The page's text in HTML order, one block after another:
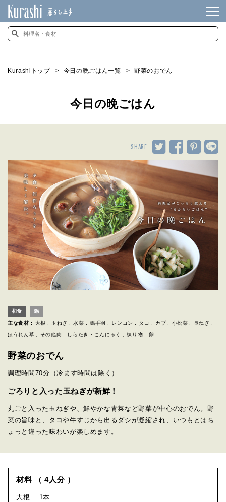
Kurashiトップ 今日の晩ごはん一覧 野菜のおでん
今日の晩ごはん
SHARE
和食 鍋
主な食材 : 大根 玉ねぎ 水菜 鶏手羽 レンコン タコ カブ 小松菜 長ねぎ
ほうれん草 その他肉 しらたき・こんにゃく 練り物 卵
野菜のおでん
調理時間 70分 （冷ます時間は除く）
ごろりと入った玉ねぎが新鮮！
丸ごと入った玉ねぎや、鮮やかな青菜など野菜が中心のおでん。野
菜の旨味と、タコや牛すじから出るダシが凝縮され、いつもとはち
ょっと違った味わいが楽しめます。
材料 （ 4人分 ）
大根 …1本